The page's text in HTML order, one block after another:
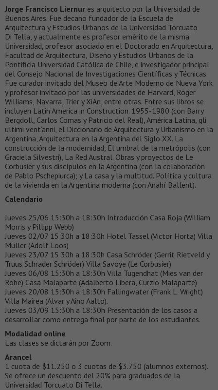
Jorge Francisco Liernur es arquitecto por la Universidad de
Buenos Aires. Fue decano fundador de la Escuela de
Arquitectura y Estudios Urbanos de la Universidad Torcuato
Di Tella, y actualmente es profesor emérito de la misma
Universidad, profesor asociado en el Doctorado en Arquitectura,
Facultad de Arquitectura, Diseño y Estudios Urbanos de la
Pontificia Universidad Católica de Chile, e investigador principal
del Consejo Nacional de Investigaciones Científicas y Técnicas.
Fue curador invitado del Museo de Arte Moderno de Nueva York
y profesor invitado por las universidades de Harvard, Roger
Williams, Navarra, Trier y XiAn, entre otras. Entre sus libros se
incluyen Latin America in Construction. 1955-1980 (con Barry
Bergdoll, Carlos Comas y Patricio del Real), América Latina, gli
ultimi vent’anni, el Diccionario de Arquitectura y Urbanismo en la
Argentina, Arquitectura en la Argentina del Siglo XX. La
construcción de la modernidad, El umbral de la metrópolis (con
Graciela Silvestri), La Red Austral. Obras y proyectos de Le
Corbusier y sus discípulos en la Argentina (con la colaboración
de Pablo Pschepiurca); y La casa y la multitud. Política y cultura
de la vivienda en la Argentina moderna (con Anahí Ballent).
Calendario
Jueves 25/06 15:30h a 18:30h Introducción Casa Roja (William
Morris y Pillipp Webb)
Jueves 02/07 15:30h a 18:30h Hotel Tassel (Victor Horta) Villa
Müller (Adolf Loos)
Jueves 23/07 15:30h a 18:30h Casa Schröder (Gerrit Rietveld y
Truus Schrader Schröder) Villa Savoye (Le Corbusier)
Jueves 06/08 15:30h a 18:30h Villa Tugendhat (Mies van der
Rohe) Casa Malaparte (Adalberto Libera, Curzio Malaparte)
Jueves 20/08 15:30h a 18:30h Fallingwater (Frank L. Wright)
Villa Mairea (Alvar y Aino Aalto).
Jueves 03/09 15:30h a 18:30h Presentación de los casos a
desarrollar como entrega final por parte de los estudiantes.
Modalidad online
Las clases se dictarán por Zoom.
Arancel
1 cuota de $11.250 o 3 cuotas de $3.750 (alumnos externos).
Se ofrece un descuento del 20% para graduados de la
Universidad Torcuato Di Tella.